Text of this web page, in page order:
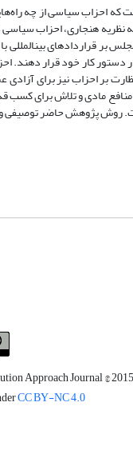
سیاسی از چه
هنجاری، احزاب سیاسی
قراردادهای بین­المللی
دستور کار خود قرار دهند.
نقش آمرانه دولت در زمینه نظارت مستقیم بر احزاب کاسته شود و
منافع مادی و تلاش برای
روش پژوهش حاضر توصیفی
Approach Journal©
CC BY-NC 4.0